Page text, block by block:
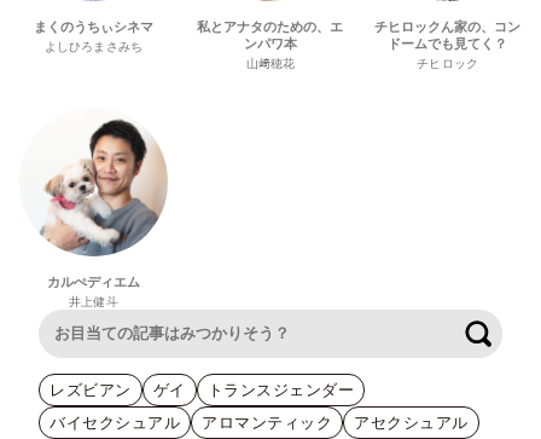
まくのうちぃシネマ
よしひろまさみち
私とアナタのための、エ
ンパワ本
山﨑穂花
チヒロックん家の、コン
ドームでも見てく？
チヒロック
カルぺディエム
井上健斗
レズビアン ゲイ
トランスジェンダー
バイセクシュアル
アロマンティック
アセクシュアル